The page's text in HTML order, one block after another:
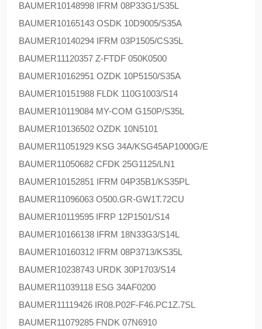
BAUMER10148998 IFRM 08P33G1/S35L
BAUMER10165143 OSDK 10D9005/S35A
BAUMER10140294 IFRM 03P1505/CS35L
BAUMER11120357 Z-FTDF 050K0500
BAUMER10162951 OZDK 10P5150/S35A
BAUMER10151988 FLDK 110G1003/S14
BAUMER10119084 MY-COM G150P/S35L
BAUMER10136502 OZDK 10N5101
BAUMER11051929 KSG 34A/KSG45AP1000G/E
BAUMER11050682 CFDK 25G1125/LN1
BAUMER10152851 IFRM 04P35B1/KS35PL
BAUMER11096063 O500.GR-GW1T.72CU
BAUMER10119595 IFRP 12P1501/S14
BAUMER10166138 IFRM 18N33G3/S14L
BAUMER10160312 IFRM 08P3713/KS35L
BAUMER10238743 URDK 30P1703/S14
BAUMER11039118 ESG 34AF0200
BAUMER11119426 IR08.P02F-F46.PC1Z.7SL
BAUMER11079285 FNDK 07N6910